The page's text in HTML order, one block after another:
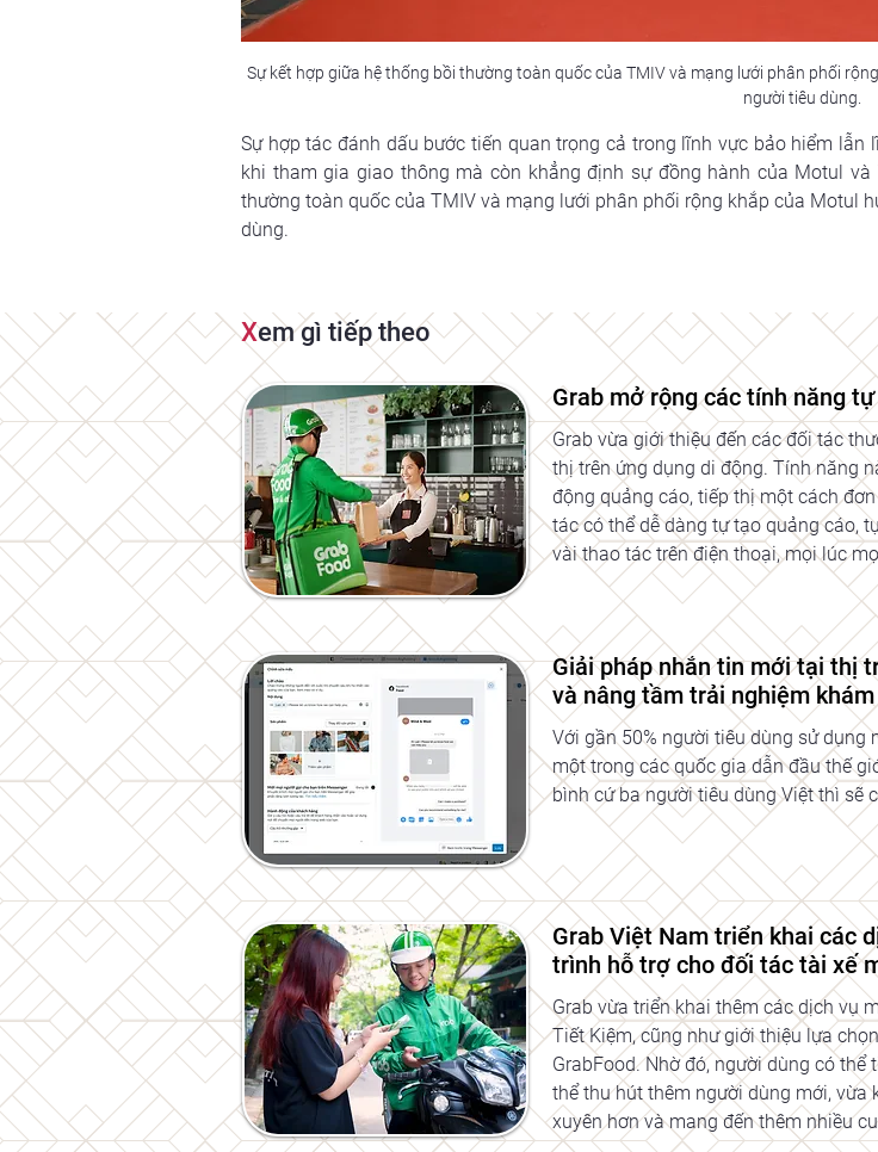
Sự kết hợp giữa hệ thống bồi thường toàn quốc của TMIV và mạng lưới phân phối
người tiêu dùng.
Sự hợp tác đánh dấu bước tiến quan trọng cả trong lĩnh vực bảo hiểm
khi tham gia giao thông mà còn khẳng định sự đồng hành của Motul
thường toàn quốc của TMIV và mạng lưới phân phối rộng khắp của Motul
dùng.
Xem gì tiếp theo
Grab mở rộng các tính năng
Grab vừa giới thiệu đến các đối tác
thị trên ứng dụng di động. Tính năng
động quảng cáo, tiếp thị một cách
tác có thể dễ dàng tự tạo quảng cáo,
vài thao tác trên điện thoại, mọi lúc
Giải pháp nhắn tin mới tại thị
và nâng tầm trải nghiệm
Với gần 50% người tiêu dùng sử
một trong các quốc gia dẫn đầu thế
bình cứ ba người tiêu dùng Việt thì sẽ
Grab Việt Nam triển khai các
trình hỗ trợ cho đối tác tài xế
Grab vừa triển khai thêm các dịch vụ
Tiết Kiệm, cũng như giới thiệu lựa
GrabFood. Nhờ đó, người dùng có
thể thu hút thêm người dùng mới,
xuyên hơn và mang đến thêm nhiều